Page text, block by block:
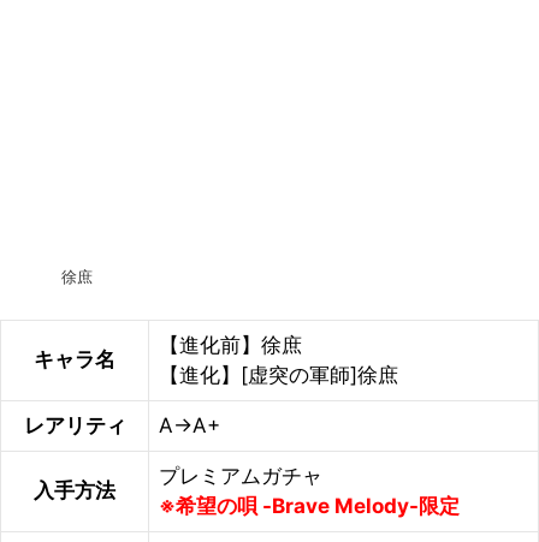
徐庶
キャラ名
【進化前】徐庶
【進化】[虚突の軍師]徐庶
レアリティ A→A+
入手方法
プレミアムガチャ
※希望の唄 -Brave Melody-限定